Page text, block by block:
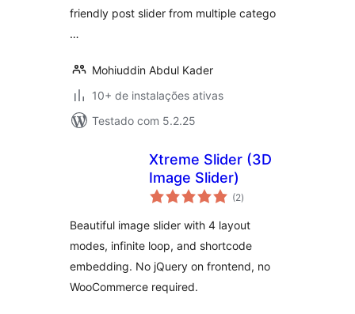
friendly post slider from multiple catego
…
Mohiuddin Abdul Kader
10+ de instalações ativas
Testado com 5.2.25
Xtreme Slider (3D
Image Slider)
(2total
de
)
Beautiful image slider with 4 layout
modes, infinite loop, and shortcode
embedding. No jQuery on frontend, no
WooCommerce required.